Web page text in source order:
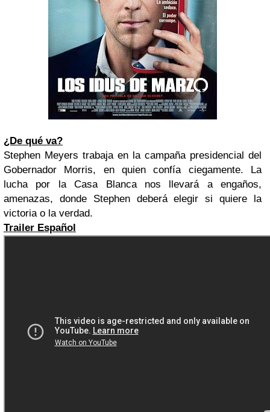
¿De qué va?
Stephen Meyers trabaja en la campaña presidencial del
Gobernador Morris, en quien confía ciegamente. La
lucha por la Casa Blanca nos llevará a engaños,
amenazas, donde Stephen deberá elegir si quiere la
victoria o la verdad.
Trailer Español